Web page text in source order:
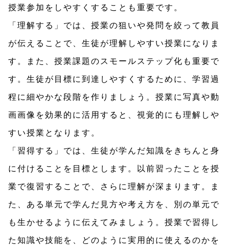
授業参加をしやすくすることも重要です。
「理解する」では、授業の狙いや発問を絞って教員
が伝えることで、生徒が理解しやすい授業になりま
す。また、授業課題のスモールステップ化も重要で
す。生徒が目標に到達しやすくするために、学習過
程に細やかな段階を作りましょう。授業に写真や動
画画像を効果的に活用すると、視覚的にも理解しや
すい授業となります。
「習得する」では、生徒が学んだ知識をきちんと身
に付けることを目標とします。以前習ったことを授
業で復習することで、さらに理解が深まります。ま
た、ある単元で学んだ見方や考え方を、別の単元で
も生かせるように伝えてみましょう。授業で習得し
た知識や技能を、どのように実用的に使えるのかを